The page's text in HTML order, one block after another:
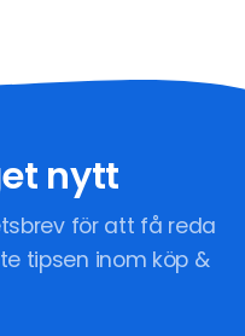
nytt
för att få reda
tipsen inom köp &